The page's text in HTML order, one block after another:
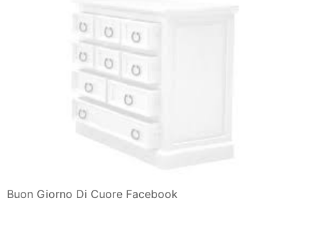
Buon Giorno Di Cuore Facebook